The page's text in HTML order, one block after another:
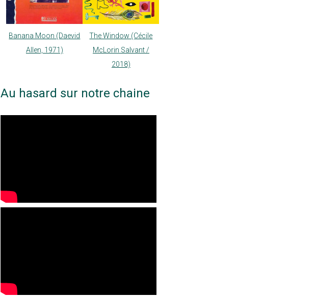
Banana Moon (Daevid
Allen, 1971)
The Window (Cécile
McLorin Salvant /
2018)
Au hasard sur notre chaine